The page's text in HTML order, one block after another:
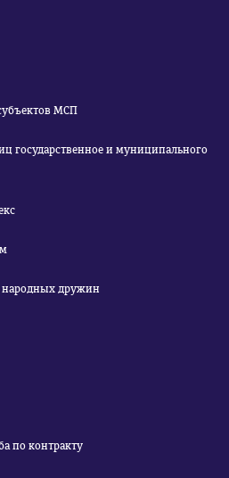
МСП
государственное и муниципального
народных дружин
по контракту